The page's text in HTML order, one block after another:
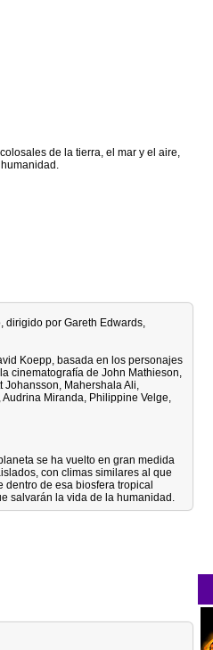
de la tierra, el mar y el aire,
dirigido por Gareth Edwards,
Koepp, basada en los personajes
cinematografía de John Mathieson,
Johansson, Mahershala Ali,
Miranda, Philippine Velge,
se ha vuelto en gran medida
con climas similares al que
dentro de esa biosfera tropical
salvarán la vida de la humanidad.